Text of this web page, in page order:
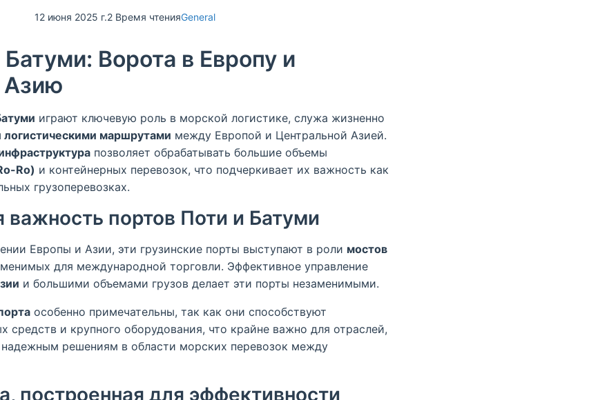
12 июня 2025 г.2 Время чтенияGeneral
Ворота в Европу и
Азию
играют ключевую роль в морской логистике, служа жизненно
логистическими маршрутами между Европой и Центральной Азией.
позволяет обрабатывать большие объемы
Ro) и контейнерных перевозок, что подчеркивает их важность как
грузоперевозках.
важность портов Поти и Батуми
Европы и Азии, эти грузинские порты выступают в роли мостов
для международной торговли. Эффективное управление
и большими объемами грузов делает эти порты незаменимыми.
особенно примечательны, так как они способствуют
средств и крупного оборудования, что крайне важно для отраслей,
решениям в области морских перевозок между
построенная для эффективности